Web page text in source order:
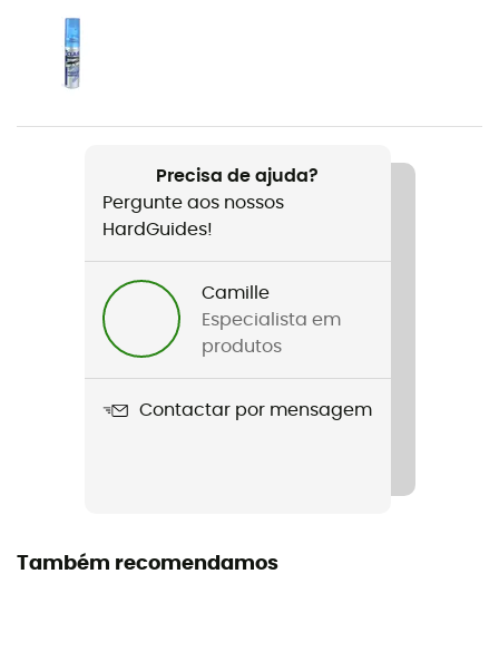
Género
Homem / Mulher
Peso
Nome do produto
Tecnologias utilizadas
Category 3
Precisa de ajuda?
Pergunte aos nossos
HardGuides!
Camille
Especialista em
produtos
Contactar por mensagem
Também recomendamos